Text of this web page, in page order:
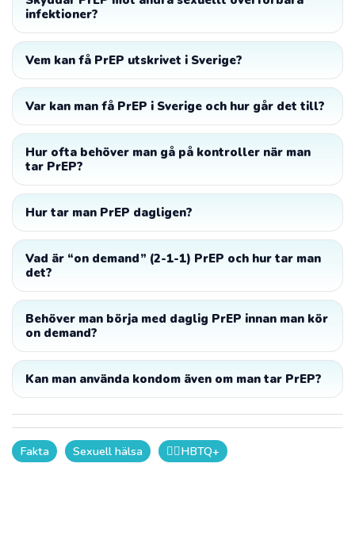
infektioner?
Vem kan få PrEP utskrivet i Sverige?
Var kan man få PrEP i Sverige och hur går det till?
Hur ofta behöver man gå på kontroller när man
tar PrEP?
Hur tar man PrEP dagligen?
Vad är “on demand” (2-1-1) PrEP och hur tar man
det?
Behöver man börja med daglig PrEP innan man kör
on demand?
Kan man använda kondom även om man tar PrEP?
Fakta Sexuell hälsa 🏳️‍🌈HBTQ+